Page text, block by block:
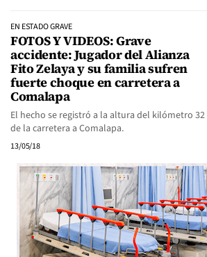
EN ESTADO GRAVE
FOTOS Y VIDEOS: Grave
accidente: Jugador del Alianza
Fito Zelaya y su familia sufren
fuerte choque en carretera a
Comalapa
El hecho se registró a la altura del kilómetro 32
de la carretera a Comalapa.
13/05/18